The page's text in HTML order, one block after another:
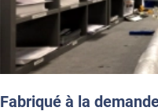
Fabriqué à la